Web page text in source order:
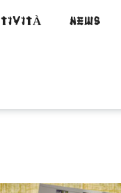
NEWS